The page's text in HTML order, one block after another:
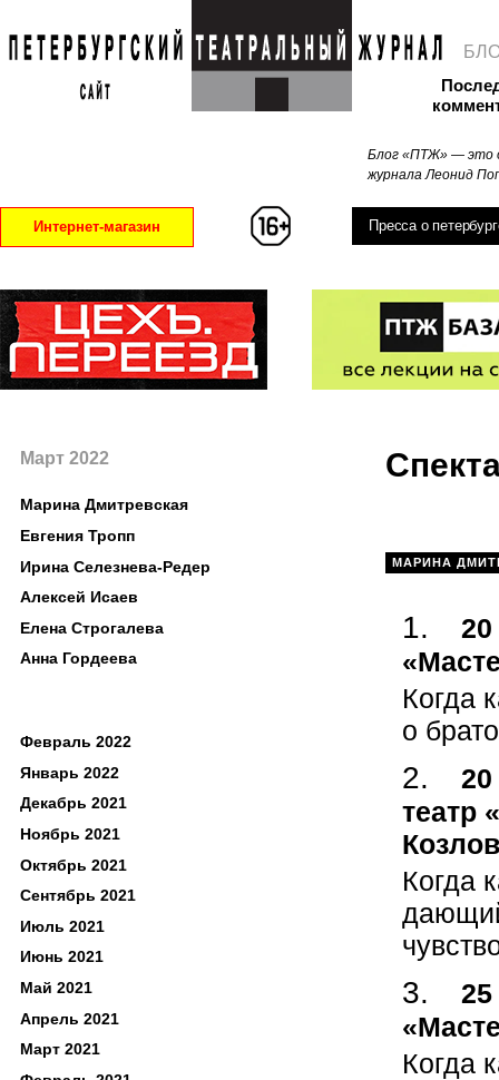
Блог «ПТЖ» — это
журнала Леонид
Интернет-магазин Пресса о
МАРИНА
Когда
о
театр
Когда
Когда
Март 2022
Марина Дмитревская
Евгения Тропп
Ирина Селезнева-Редер
Алексей Исаев
Елена Строгалева
Анна Гордеева
Февраль 2022
Январь 2022
Декабрь 2021
Ноябрь 2021
Октябрь 2021
Сентябрь 2021
Июль 2021
Июнь 2021
Май 2021
Апрель 2021
Март 2021